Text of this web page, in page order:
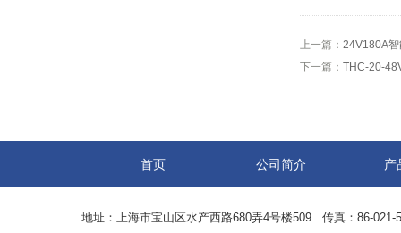
上一篇： 24V180A
下一篇： THC-20-
首页 公司简介 产
地址：上海市宝山区水产西路680弄4号楼509 传真：86-